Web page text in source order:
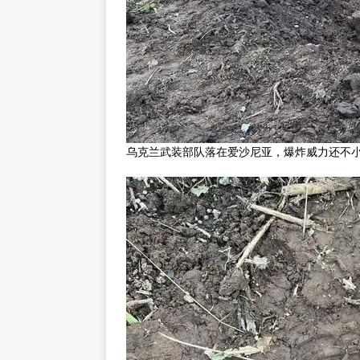
乌克兰武装部队落在爱沙尼亚，爆炸威力还不